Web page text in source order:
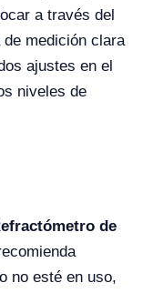
a través del
medición clara
ajustes en el
niveles de
de
no esté en uso,